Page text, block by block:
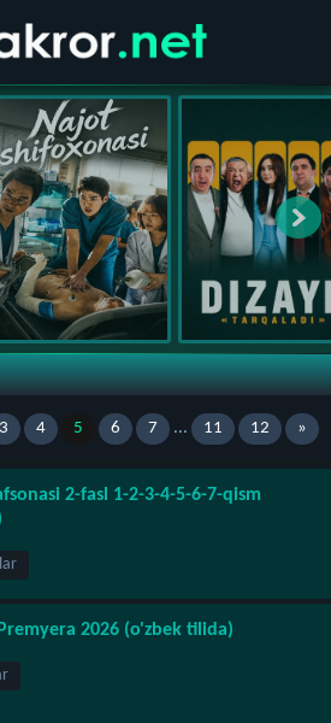
3 4 5 6 7 ... 11 12 »
2-fasl 1-2-3-4-5-6-7-qism
2026 (o'zbek tilida)